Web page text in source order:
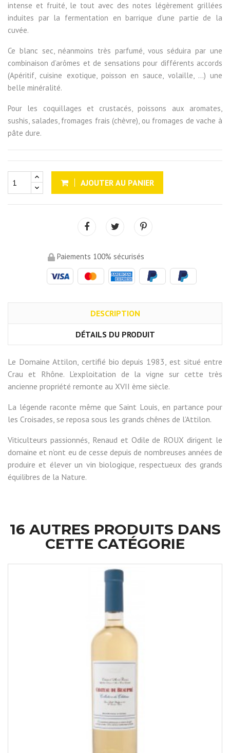
intense et fruité, le tout avec des notes légèrement grillées
induites par la fermentation en barrique d’une partie de la
cuvée.
Ce blanc sec, néanmoins très parfumé, vous séduira par une
combinaison d’arômes et de sensations pour différents accords
(Apéritif, cuisine exotique, poisson en sauce, volaille, ...) une
belle minéralité.
Pour les coquillages et crustacés, poissons aux aromates,
sushis, salades, fromages frais (chèvre), ou fromages de vache à
pâte dure.
AJOUTER AU PANIER
Paiements 100% sécurisés
DESCRIPTION
DÉTAILS DU PRODUIT
Le Domaine Attilon, certifié bio depuis 1983, est situé entre
Crau et Rhône. L’exploitation de la vigne sur cette très
ancienne propriété remonte au XVII ème siècle.
La légende raconte même que Saint Louis, en partance pour
les Croisades, se reposa sous les grands chênes de l’Attilon.
Viticulteurs passionnés, Renaud et Odile de ROUX dirigent le
domaine et n’ont eu de cesse depuis de nombreuses années de
produire et élever un vin biologique, respectueux des grands
équilibres de la Nature.
16 AUTRES PRODUITS DANS
CETTE CATÉGORIE